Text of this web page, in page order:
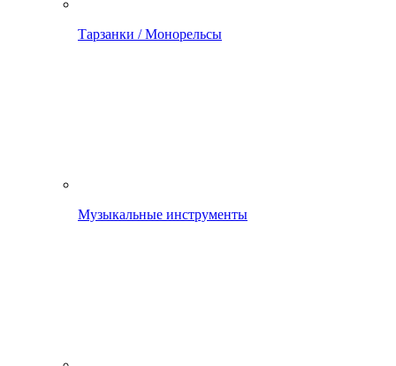
Тарзанки / Монорельсы
Музыкальные инструменты